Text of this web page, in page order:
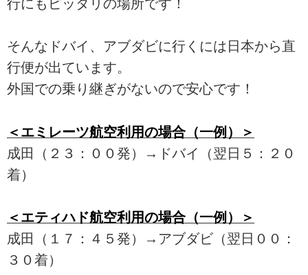
行にもピッタリの場所です！
そんなドバイ、アブダビに行くには日本から直
行便が出ています。
外国での乗り継ぎがないので安心です！
＜エミレーツ航空利用の場合（一例）＞
成田（２３：００発）→ドバイ（翌日５：２０
着）
＜エティハド航空利用の場合（一例）＞
成田（１７：４５発）→アブダビ（翌日００：
３０着）